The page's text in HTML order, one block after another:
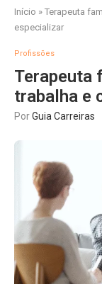
Início » Terapeuta
especializar
Profissões
Terapeuta
trabalha e
PorGuia Carreiras